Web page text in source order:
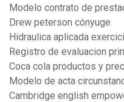
Modelo contrato de
Drew peterson cónyuge
Hidraulica aplicada
Registro de evaluacion
Coca cola productos y
Modelo de acta
Cambridge english